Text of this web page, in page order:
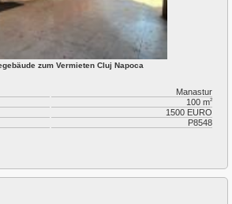
zum Vermieten Cluj Napoca
Manastur
100 m2
1500 EURO
P8548